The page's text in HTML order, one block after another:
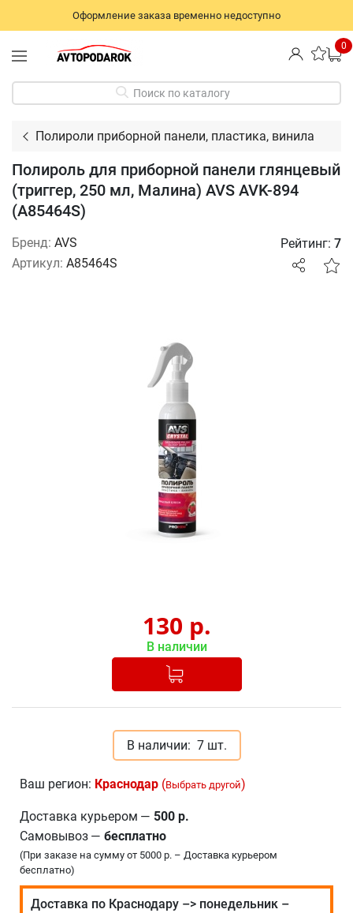
Оформление заказа временно недоступно
0
Поиск по каталогу
Полироли приборной панели, пластика, винила
Полироль для приборной панели глянцевый
(триггер, 250 мл, Малина) AVS AVK-894
(A85464S)
Бренд: AVS
Артикул: A85464S
Рейтинг: 7
130 р.
В наличии
Добавлено в корзину
В наличии: 7 шт.
Ваш регион: Краснодар (Выбрать другой)
Доставка курьером — 500 р.
Самовывоз — бесплатно
(При заказе на сумму от 5000 р. – Доставка курьером
бесплатно)
Доставка по Краснодару –> понедельник –